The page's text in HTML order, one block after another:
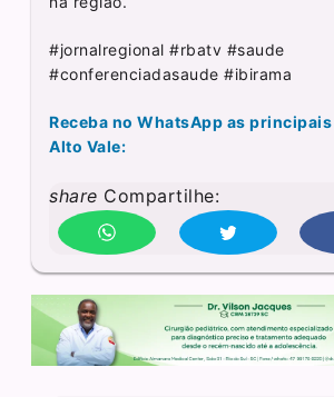
#jornalregional #rbatv #saude
#conferenciadasaude #ibirama
Receba no WhatsApp as
Alto Vale:
share Compartilhe: